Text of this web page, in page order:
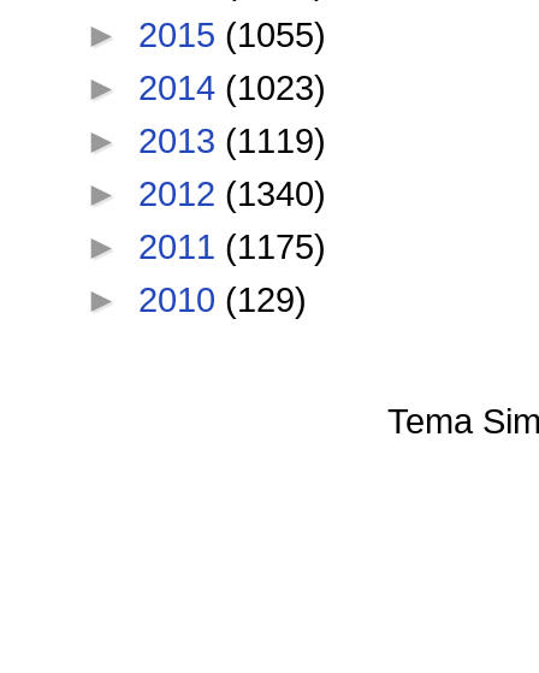
► 2015 (1055)
► 2014 (1023)
► 2013 (1119)
► 2012 (1340)
► 2011 (1175)
► 2010 (129)
Tema